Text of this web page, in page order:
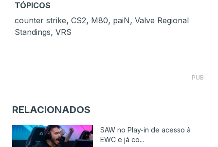
TÓPICOS
counter strike, CS2, M80, paiN, Valve Regional
Standings, VRS
PUB
RELACIONADOS
SAW no Play-in de acesso à
EWC e já co...